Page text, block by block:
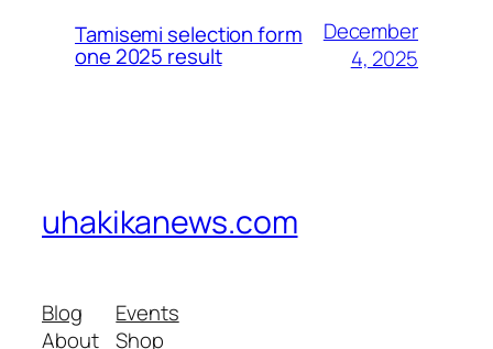
Tamisemi selection form
one 2025 result
December
4, 2025
uhakikanews.com
Blog
About
Events
Shop